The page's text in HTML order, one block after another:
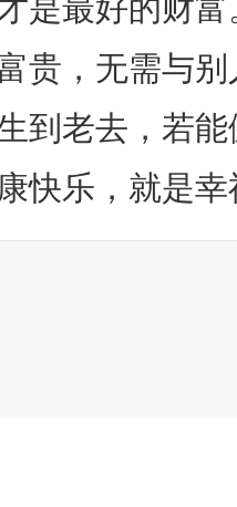
是最好的财
贵，无需与
到老去，若
快乐，就是幸